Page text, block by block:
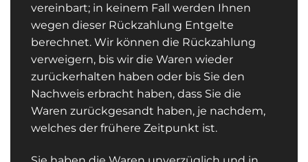
vereinbart; in keinem Fall werden Ihnen
wegen dieser Rückzahlung Entgelte
berechnet. Wir können die Rückzahlung
verweigern, bis wir die Waren wieder
zurückerhalten haben oder bis Sie den
Nachweis erbracht haben, dass Sie die
Waren zurückgesandt haben, je nachdem,
welches der frühere Zeitpunkt ist.